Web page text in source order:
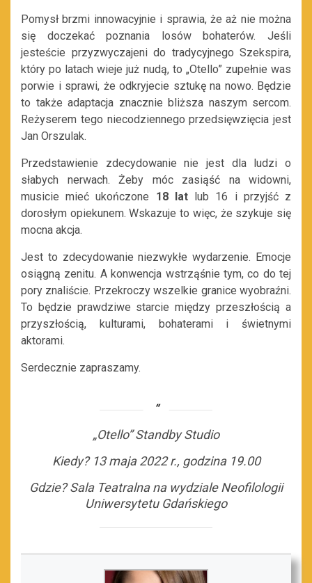
Pomysł brzmi innowacyjnie i sprawia, że aż nie można
się doczekać poznania losów bohaterów. Jeśli
jesteście przyzwyczajeni do tradycyjnego Szekspira,
który po latach wieje już nudą, to „Otello” zupełnie was
porwie i sprawi, że odkryjecie sztukę na nowo. Będzie
to także adaptacja znacznie bliższa naszym sercom.
Reżyserem tego niecodziennego przedsięwzięcia jest
Jan Orszulak.
Przedstawienie zdecydowanie nie jest dla ludzi o
słabych nerwach. Żeby móc zasiąść na widowni,
musicie mieć ukończone 18 latlub 16 i przyjść z
dorosłym opiekunem. Wskazuje to więc, że szykuje się
mocna akcja.
Jest to zdecydowanie niezwykłe wydarzenie. Emocje
osiągną zenitu. A konwencja wstrząśnie tym, co do tej
pory znaliście. Przekroczy wszelkie granice wyobraźni.
To będzie prawdziwe starcie między przeszłością a
przyszłością, kulturami, bohaterami i świetnymi
aktorami.
Serdecznie zapraszamy.
„Otello” Standby Studio
Kiedy? 13 maja 2022 r., godzina 19.00
Gdzie? Sala Teatralna na wydziale Neofilologii
Uniwersytetu Gdańskiego